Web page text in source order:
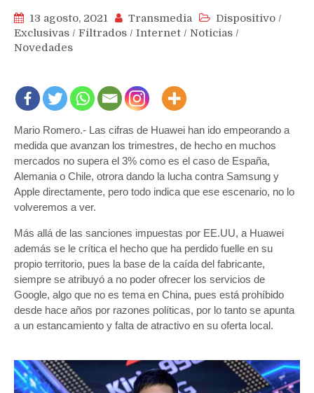
13 agosto, 2021 Transmedia Dispositivo /
Exclusivas / Filtrados / Internet / Noticias /
Novedades
Mario Romero.- Las cifras de Huawei han ido empeorando a
medida que avanzan los trimestres, de hecho en muchos
mercados no supera el 3% como es el caso de España,
Alemania o Chile, otrora dando la lucha contra Samsung y
Apple directamente, pero todo indica que ese escenario, no lo
volveremos a ver.
Más allá de las sanciones impuestas por EE.UU, a Huawei
además se le crítica el hecho que ha perdido fuelle en su
propio territorio, pues la base de la caída del fabricante,
siempre se atribuyó a no poder ofrecer los servicios de
Google, algo que no es tema en China, pues está prohíbido
desde hace años por razones políticas, por lo tanto se apunta
a un estancamiento y falta de atractivo en su oferta local.